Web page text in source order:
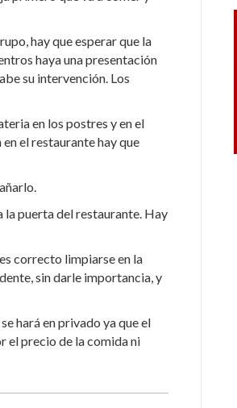
hay que esperar que la
haya una presentación
su intervención. Los
en los postres y en el
el restaurante hay que
la puerta del restaurante. Hay
correcto limpiarse en la
sin darle importancia, y
hará en privado ya que el
el precio de la comida ni